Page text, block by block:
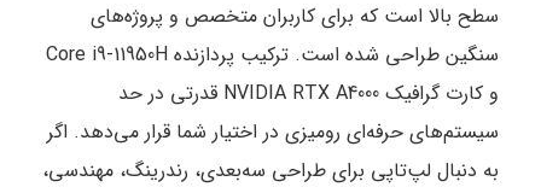
سطح بالا است که برای کاربران متخصص و پروژه‌های
سنگین طراحی شده است. ترکیب پردازنده Core i9-11950H
و کارت گرافیک NVIDIA RTX A4000 قدرتی در حد
سیستم‌های حرفه‌ای رومیزی در اختیار شما قرار می‌دهد. اگر
به دنبال لپ‌تاپی برای طراحی سه‌بعدی، رندرینگ، مهندسی،